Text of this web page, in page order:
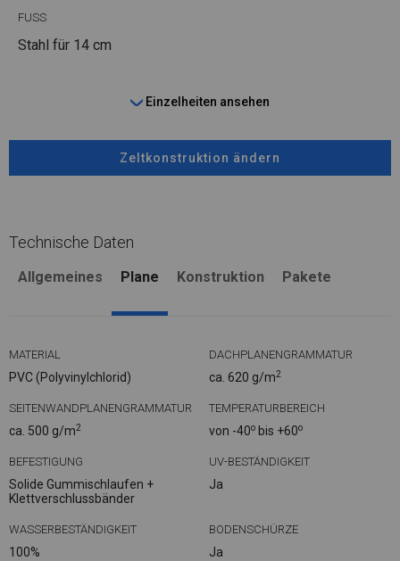
FUSS
Stahl für 14 cm
Einzelheiten ansehen
Zeltkonstruktion ändern
Technische Daten
Allgemeines Plane Konstruktion Pakete
MATERIAL
PVC (Polyvinylchlorid)
DACHPLANENGRAMMATUR
ca. 620 g/m2
SEITENWANDPLANENGRAMMATUR
ca. 500 g/m2
TEMPERATURBEREICH
von -40o bis +60o
BEFESTIGUNG
Solide Gummischlaufen +
Klettverschlussbänder
UV-BESTÄNDIGKEIT
Ja
WASSERBESTÄNDIGKEIT
100%
BODENSCHÜRZE
Ja